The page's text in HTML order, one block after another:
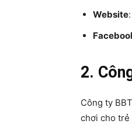
Website
2.
Công ty
chơi cho trẻ